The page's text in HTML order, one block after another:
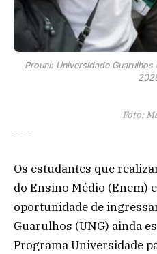
Prouni: Universidade
Foto:
– –
Os estudantes que
do Ensino Médio (Enem)
oportunidade de
Guarulhos (UNG) ainda
Programa Universidade